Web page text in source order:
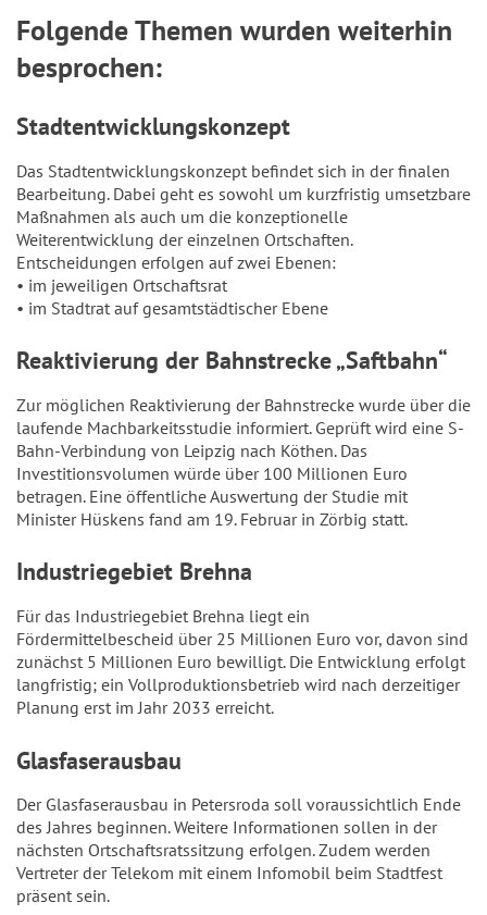
Folgende Themen wurden weiterhin
besprochen:
Stadtentwicklungskonzept
Das Stadtentwicklungskonzept befindet sich in der finalen
Bearbeitung. Dabei geht es sowohl um kurzfristig umsetzbare
Maßnahmen als auch um die konzeptionelle
Weiterentwicklung der einzelnen Ortschaften.
Entscheidungen erfolgen auf zwei Ebenen:
• im jeweiligen Ortschaftsrat
• im Stadtrat auf gesamtstädtischer Ebene
Reaktivierung der Bahnstrecke „Saftbahn“
Zur möglichen Reaktivierung der Bahnstrecke wurde über die
laufende Machbarkeitsstudie informiert. Geprüft wird eine S-
Bahn-Verbindung von Leipzig nach Köthen. Das
Investitionsvolumen würde über 100 Millionen Euro
betragen. Eine öffentliche Auswertung der Studie mit
Minister Hüskens fand am 19. Februar in Zörbig statt.
Industriegebiet Brehna
Für das Industriegebiet Brehna liegt ein
Fördermittelbescheid über 25 Millionen Euro vor, davon sind
zunächst 5 Millionen Euro bewilligt. Die Entwicklung erfolgt
langfristig; ein Vollproduktionsbetrieb wird nach derzeitiger
Planung erst im Jahr 2033 erreicht.
Glasfaserausbau
Der Glasfaserausbau in Petersroda soll voraussichtlich Ende
des Jahres beginnen. Weitere Informationen sollen in der
nächsten Ortschaftsratssitzung erfolgen. Zudem werden
Vertreter der Telekom mit einem Infomobil beim Stadtfest
präsent sein.